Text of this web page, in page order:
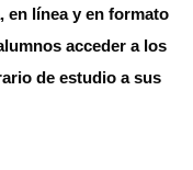
en línea y en formato
acceder a los
de estudio a sus